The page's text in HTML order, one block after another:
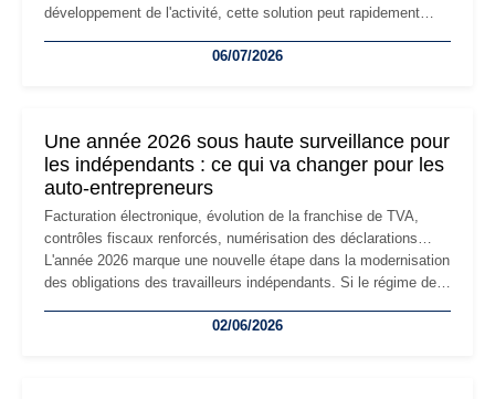
développement de l'activité, cette solution peut rapidement
professionnels, recrutement, image de marque… Le
06/07/2026
Une année 2026 sous haute surveillance pour
les indépendants : ce qui va changer pour les
auto-entrepreneurs
Facturation électronique, évolution de la franchise de TVA,
contrôles fiscaux renforcés, numérisation des déclarations…
L'année 2026 marque une nouvelle étape dans la modernisation
des obligations des travailleurs indépendants. Si le régime de
les auto-entrepreneurs devront s'adapter à un environnement
02/06/2026